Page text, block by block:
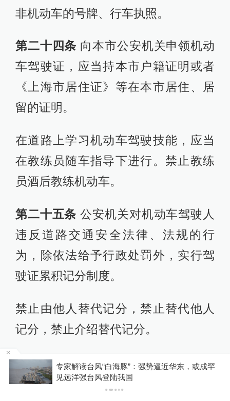
非机动车的号牌、行车执照。
第二十四条 向本市公安机关申领机动
车驾驶证，应当持本市户籍证明或者
《上海市居住证》等在本市居住、居
留的证明。
在道路上学习机动车驾驶技能，应当
在教练员随车指导下进行。禁止教练
员酒后教练机动车。
第二十五条 公安机关对机动车驾驶人
违反道路交通安全法律、法规的行
为，除依法给予行政处罚外，实行驾
驶证累积记分制度。
禁止由他人替代记分，禁止替代他人
记分，禁止介绍替代记分。
第二十六条现场发现的道路交通违法
行为，公安机关未当场作出行政处罚
专家解读台风“白海豚”：强势逼近华东，或成罕
见远洋强台风登陆我国